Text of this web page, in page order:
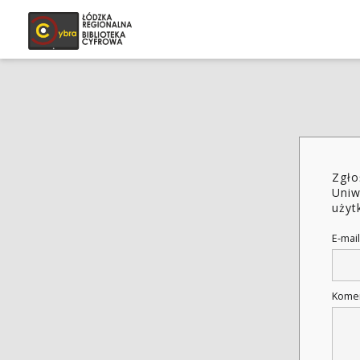
E-mail